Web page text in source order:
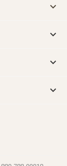



